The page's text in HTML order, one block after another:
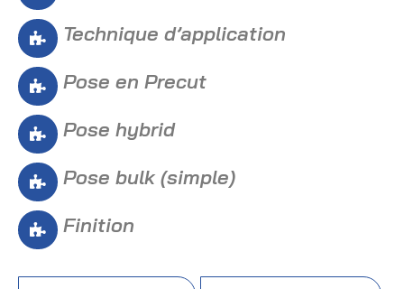
Technique d’application
Pose en Precut
Pose hybrid
Pose bulk (simple)
Finition